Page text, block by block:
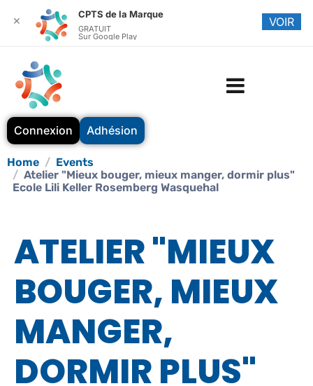
Connexion Adhésion
Home
Events
Atelier "Mieux bouger, mieux manger, dormir plus"
Ecole Lili Keller Rosemberg Wasquehal
ATELIER "MIEUX
BOUGER, MIEUX
MANGER,
DORMIR PLUS"
✕
CPTS de la Marque
GRATUIT
Sur Google Play
VOIR